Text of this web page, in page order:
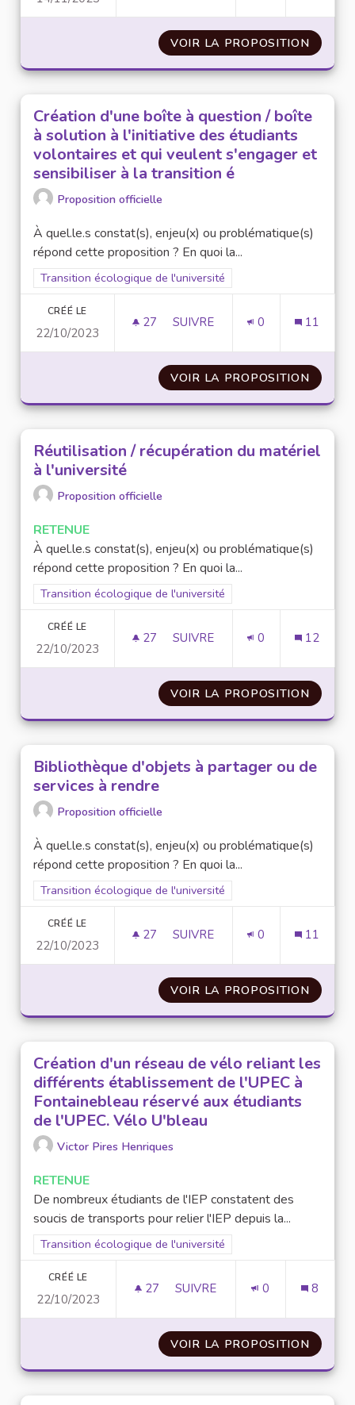
VOIR LA PROPOSITION LA
Création d'une boîte à question / boîte
à solution à l'initiative des étudiants
volontaires et qui veulent s'engager et
sensibiliser à la transition é
Proposition officielle
À quel.le.s constat(s), enjeu(x) ou problématique(s)
répond cette proposition ? En quoi la...
Filtrer les résultats pour le secteur : Transition écologique
Transition écologique de l'université
CRÉÉ LE
22/10/2023
27 27 ABONNÉS
SUIVRE 0 11
VOIR LA PROPOSITION
Réutilisation / récupération du matériel
à l'université
Proposition officielle
RETENUE
À quel.le.s constat(s), enjeu(x) ou problématique(s)
répond cette proposition ? En quoi la...
Filtrer les résultats pour le secteur : Transition écologique
Transition écologique de l'université
CRÉÉ LE
22/10/2023
27 27 ABONNÉS
SUIVRE 0 12
VOIR LA PROPOSITION
Bibliothèque d'objets à partager ou de
services à rendre
Proposition officielle
À quel.le.s constat(s), enjeu(x) ou problématique(s)
répond cette proposition ? En quoi la...
Filtrer les résultats pour le secteur : Transition écologique
Transition écologique de l'université
CRÉÉ LE
22/10/2023
27 27 ABONNÉS
SUIVRE 0 11
VOIR LA PROPOSITION
Création d'un réseau de vélo reliant les
différents établissement de l'UPEC à
Fontainebleau réservé aux étudiants
de l'UPEC. Vélo U'bleau
Victor Pires Henriques
RETENUE
De nombreux étudiants de l'IEP constatent des
soucis de transports pour relier l'IEP depuis la...
Filtrer les résultats pour le secteur : Transition écologique
Transition écologique de l'université
CRÉÉ LE
22/10/2023
27 27 ABONNÉS
SUIVRE 0 8
VOIR LA PROPOSITION